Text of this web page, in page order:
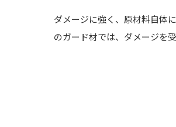
ダメージに強く、原材料自体
のガード材では、ダメージを